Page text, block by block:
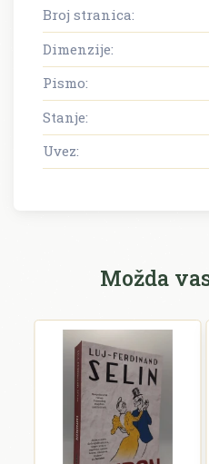
Broj stranica:
Dimenzije:
Pismo:
Stanje:
Uvez:
Možda